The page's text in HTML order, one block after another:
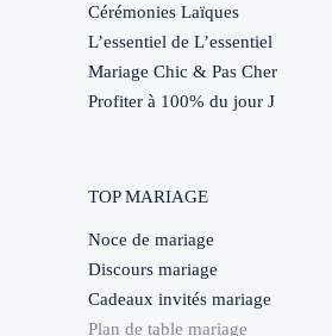
Cérémonies Laïques
L’essentiel de L’essentiel
Mariage Chic & Pas Cher
Profiter à 100% du jour J
TOP MARIAGE
Noce de mariage
Discours mariage
Cadeaux invités mariage
Plan de table mariage